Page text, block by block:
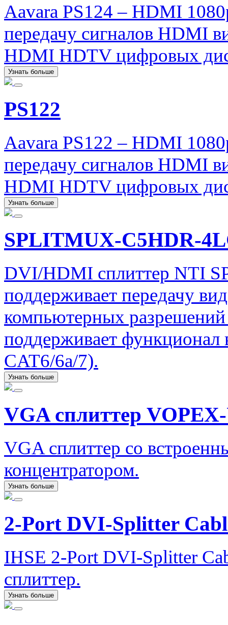
Aavara PS124 – HDMI
передачу сигналов HDMI
HDMI HDTV цифровых
Узнать больше
PS122
Aavara PS122 – HDMI
передачу сигналов HDMI
HDMI HDTV цифровых
Узнать больше
SPLITMUX-C5HDR-
DVI/HDMI сплиттер NTI
поддерживает передачу
компьютерных
поддерживает функционал
CAT6/6a/7).
Узнать больше
VGA сплиттер
VGA сплиттер со
концентратором.
Узнать больше
2-Port DVI-Splitter
IHSE 2-Port DVI-Splitter
сплиттер.
Узнать больше